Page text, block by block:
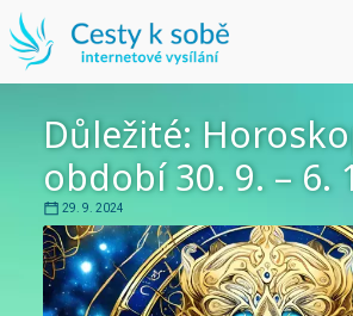
Důležité:
období 30. 9. – 6.
29. 9. 2024